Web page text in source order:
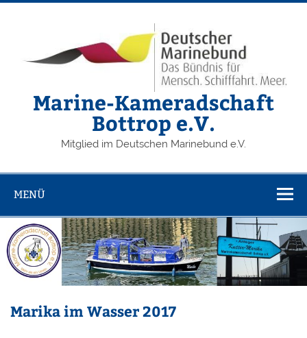
Zum
Marine-Kameradschaft
Bottrop e.V.
Mitglied im Deutschen Marinebund e.V.
MENÜ
Marika im Wasser 2017